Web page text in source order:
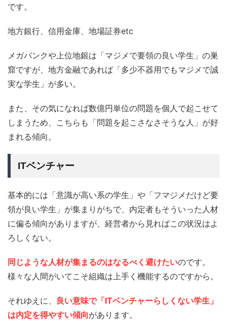
です。
地方銀行、信用金庫、地場証券etc
メガバンクや上位地銀は「マジメで要領の良い学生」の巣
窟ですが、地方金融であれば「多少不器用でもマジメで誠
実な学生」が多い。
また、その気になれば数億円単位の問題を個人で起こせて
しまうため、こちらも「問題を起こさなさそうな人」が好
まれる傾向。
ITベンチャー
基本的には「意識が高い系の学生」や「フマジメだけど要
領が良い学生」が集まりがちで、内定者もそういった人材
に偏る傾向がありますが、経営者から見ればこの状況はよ
ろしくない。
同じような人材が集まるのはなるべく避けたいのです。
様々な人間がいてこそ組織は上手く機能するのですから。
それゆえに、 良い意味で「ITベンチャーらしくない学生」
は内定を得やすい傾向があります。